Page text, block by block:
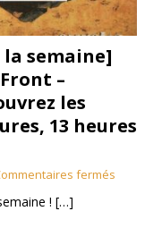
la semaine]
–
les
13 heures
fermés
! […]